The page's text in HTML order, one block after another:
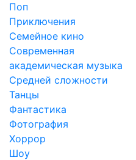
Поп
Приключения
Семейное кино
Современная
академическая музыка
Средней сложности
Танцы
Фантастика
Фотография
Хоррор
Шоу